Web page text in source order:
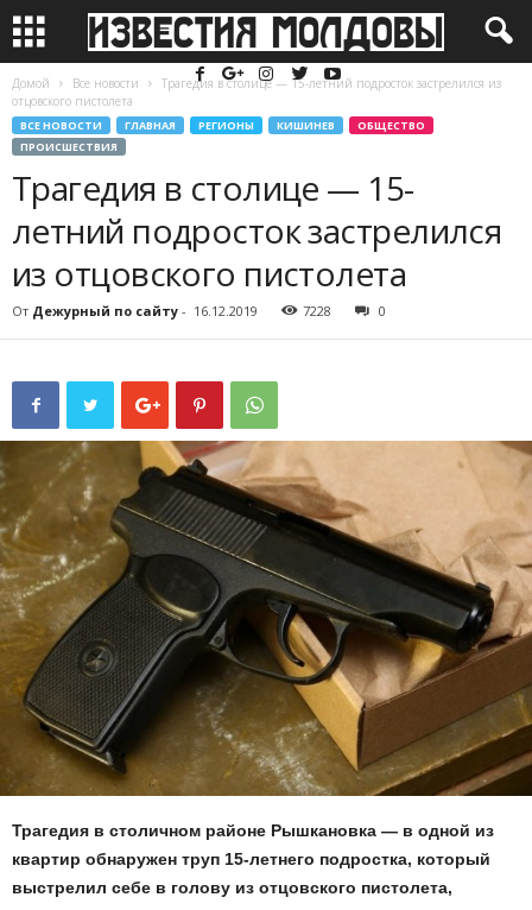
Домой Все новости
Трагедия в столице — 15-летний подросток застрелился из
отцовского пистолета
ВСЕ НОВОСТИ ГЛАВНАЯ РЕГИОНЫ КИШИНЕВ
ОБЩЕСТВО
ПРОИСШЕСТВИЯ
Трагедия в столице — 15-
летний подросток застрелился
из отцовского пистолета
От Дежурный по сайту - 16.12.2019 7228 0
Трагедия в столичном районе Рышкановка — в одной из
квартир обнаружен труп 15-летнего подростка, который
выстрелил себе в голову из отцовского пистолета,